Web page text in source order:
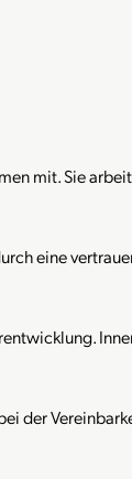
mit. Sie
eine
der